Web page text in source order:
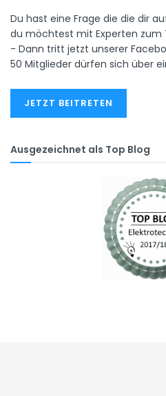
Du hast eine Frage die die dir
du möchtest mit Experten zum
- Dann tritt jetzt unserer
50 Mitglieder dürfen sich über
JETZT BEITRETEN
Ausgezeichnet als Top Blog